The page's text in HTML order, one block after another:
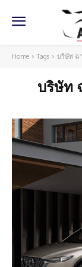
Home Tags บริษัท ฉ
บริษัท